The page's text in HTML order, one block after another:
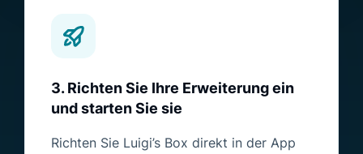
3. Richten Sie Ihre Erweiterung ein
und starten Sie sie
Richten Sie Luigi’s Box direkt in der App